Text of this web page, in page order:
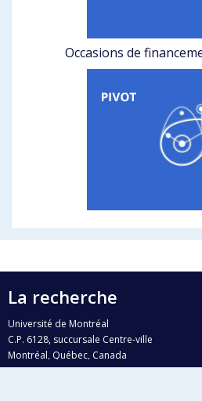
Occasions de
La recherche
Université de Montréal
C.P. 6128, succursale Centre-ville
Montréal, Québec, Canada
H3C 3J7